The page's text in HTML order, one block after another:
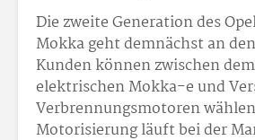
Die zweite Generation des
Mokka geht demnächst an
Kunden können zwischen
elektrischen Mokka-e und
Verbrennungsmotoren
Motorisierung läuft bei der